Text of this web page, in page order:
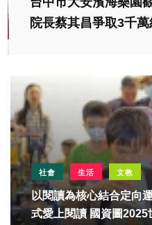
院長蔡其昌爭取3千
社會 生活 文教
以閱讀為核心結合定向
式愛上閱讀 國資圖2025